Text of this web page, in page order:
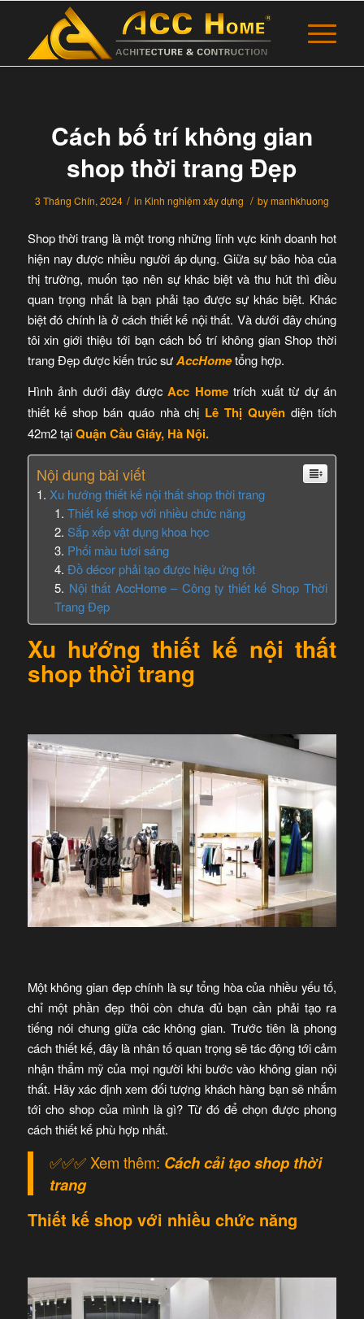
Cách bố trí không gian
shop thời trang Đẹp
3 Tháng Chín, 2024 / in Kinh nghiệm xây dựng / bymanhkhuong
Shop thời trang là một trong những lĩnh vực kinh doanh hot
hiện nay được nhiều người áp dụng. Giữa sự bão hòa của
thị trường, muốn tạo nên sự khác biệt và thu hút thì điều
quan trọng nhất là bạn phải tạo được sự khác biệt. Khác
biệt đó chính là ở cách thiết kế nội thất. Và dưới đây chúng
tôi xin giới thiệu tới bạn cách bố trí không gian Shop thời
trang Đẹp được kiến trúc sưAccHome tổng hợp.
Hình ảnh dưới đây đượcAcc Hometrích xuất từ dự án
thiết kế shop bán quáo nhà chị Lê Thị Quyêndiện tích
42m2 tạiQuận Cầu Giáy, Hà Nội.
Nội dung bài viết
Xu hướng thiết kế nội thất shop thời trang
Thiết kế shop với nhiều chức năng
Sắp xếp vật dụng khoa học
Phối màu tươi sáng
Đồ décor phải tạo được hiệu ứng tốt
Nội thất AccHome – Công ty thiết kế Shop Thời
Trang Đẹp
Xu hướng thiết kế nội thất
shop thời trang
Một không gian đẹp chính là sự tổng hòa của nhiều yếu tố,
chỉ một phần đẹp thôi còn chưa đủ bạn cần phải tạo ra
tiếng nói chung giữa các không gian. Trước tiên là phong
cách thiết kế, đây là nhân tố quan trọng sẽ tác động tới cảm
nhận thẩm mỹ của mọi người khi bước vào không gian nội
thất. Hãy xác định xem đối tượng khách hàng bạn sẽ nhắm
tới cho shop của mình là gì? Từ đó để chọn được phong
cách thiết kế phù hợp nhất.
✅✅✅ Xem thêm: Cách cải tạo shop thời
trang
Thiết kế shop với nhiều chức năng